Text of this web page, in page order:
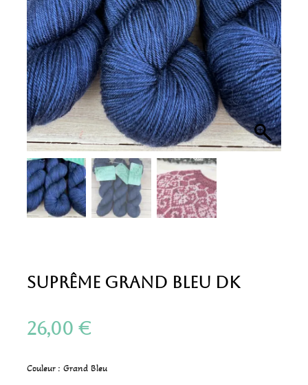
Suprême Grand Bleu DK
26,00 €
Couleur : Grand Bleu